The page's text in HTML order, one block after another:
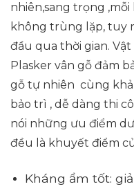
nhiên,sang trọng ,mỗi
không trùng lặp, tuy
đầu qua thời gian.
Plasker vân gỗ đảm
gỗ tự nhiên cùng
bảo trì , dễ dàng thi
nói những ưu điểm
đều là khuyết điểm
Kháng ẩm tốt: